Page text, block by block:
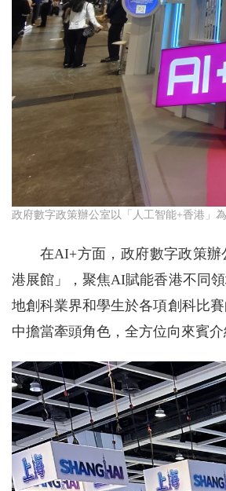
政府數字政策辦公室以「人工智能+香港」
在AI+方面，政府數字政策
港展館」，聚焦AI賦能香港不同
地創科業界和學生於各項創科比
中擔當牽頭角色，全方位向來賓